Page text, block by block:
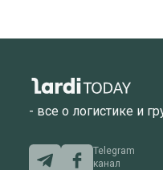
- все о логистике и
Telegram
канал